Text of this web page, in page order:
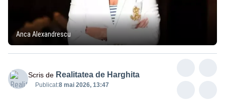
Anca Alexandrescu
Scris de Realitatea de Harghita
Publicat:8 mai 2026, 13:47